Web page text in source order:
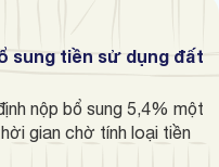
sung tiền sử dụng đất
nộp bổ sung 5,4% một
gian chờ tính loại tiền